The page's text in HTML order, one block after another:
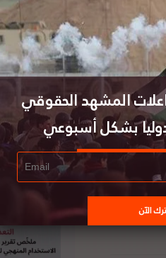
بدور
أساس قرارات
الشعب
على
أكد وزير
والعمل
المشهد الحقوقي
بشكل أسبوعي